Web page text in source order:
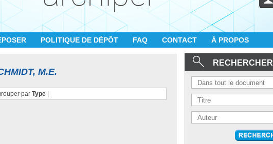
POLITIQUE DE DÉPÔT FAQ CONTACT À PROPOS
M.E.
par Type|
RECHERCHER